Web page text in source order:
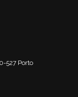
527 Porto